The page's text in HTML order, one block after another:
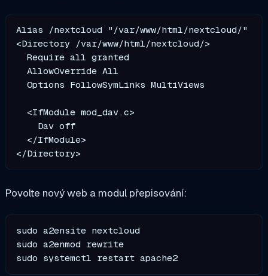
Alias /nextcloud "/var/www/html/nextcloud/"
<Directory /var/www/html/nextcloud/>
  Require all granted
  AllowOverride All
  Options FollowSymLinks MultiViews
  <IfModule mod_dav.c>
    Dav off
  </IfModule>
</Directory>
Povolte nový web a modul přepisování:
sudo a2ensite nextcloud
sudo a2enmod rewrite
sudo systemctl restart apache2